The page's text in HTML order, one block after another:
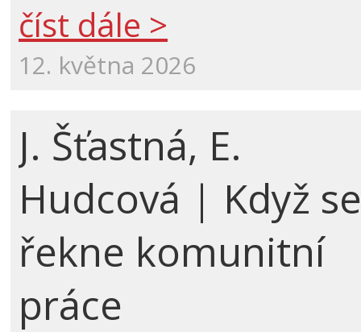
číst dále >
12. května 2026
J. Šťastná, E.
Hudcová | Když se
řekne komunitní
práce